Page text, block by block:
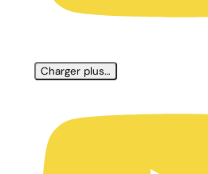
Charger plus…